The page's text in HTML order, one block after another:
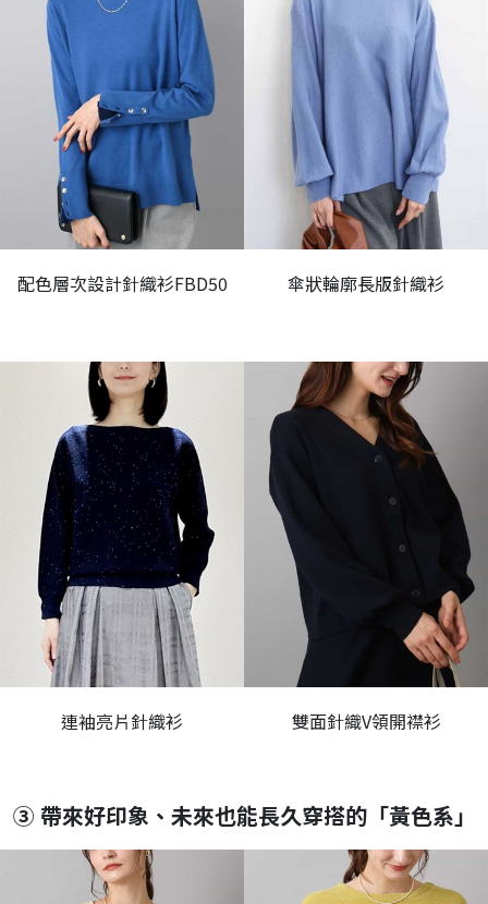
配色層次設計針織衫FBD50 傘狀輪廓長版針織衫
連袖亮片針織衫 雙面針織V領開襟衫
③ 帶來好印象、未來也能長久穿搭的「黃色系」